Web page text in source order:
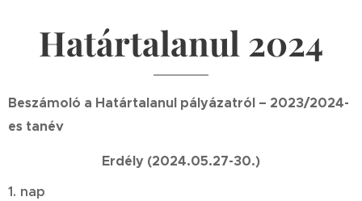
Határtalanul 2024
Beszámoló a Határtalanul pályázatról – 2023/2024-
es tanév
Erdély (2024.05.27-30.)
1. nap